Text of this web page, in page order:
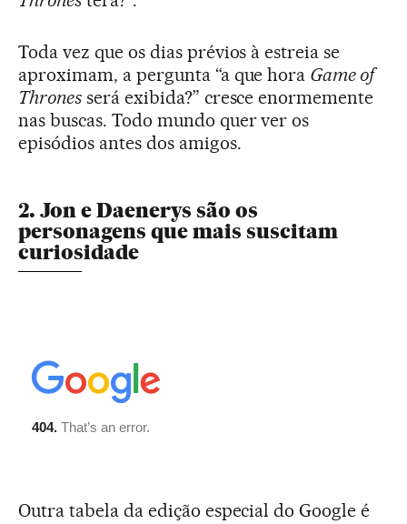
Toda vez que os dias prévios à estreia se
aproximam, a pergunta “a que hora Game of
Thronesserá exibida?” cresce enormemente
nas buscas. Todo mundo quer ver os
episódios antes dos amigos.
2. Jon e Daenerys são os
personagens que mais suscitam
curiosidade
Outra tabela da edição especial do Google é